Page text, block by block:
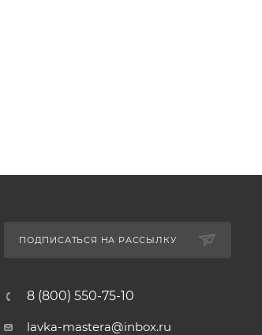
ПОДПИСАТЬСЯ НА РАССЫЛКУ
8 (800) 550-75-10
lavka-mastera@inbox.ru